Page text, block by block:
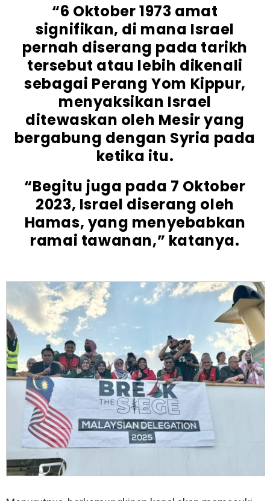
“6 Oktober 1973 amat
signifikan, di mana Israel
pernah diserang pada tarikh
tersebut atau lebih dikenali
sebagai Perang Yom Kippur,
menyaksikan Israel
ditewaskan oleh Mesir yang
bergabung dengan Syria pada
ketika itu.
“Begitu juga pada 7 Oktober
2023, Israel diserang oleh
Hamas, yang menyebabkan
ramai tawanan,” katanya.